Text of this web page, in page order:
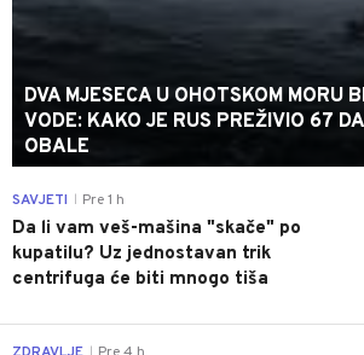
DVA MJESECA U OHOTSKOM MORU
VODE: KAKO JE RUS PREŽIVIO 67
OBALE
SAVJETI Pre 1 h
Da li vam veš-mašina "skače" po
kupatilu? Uz jednostavan trik
centrifuga će biti mnogo tiša